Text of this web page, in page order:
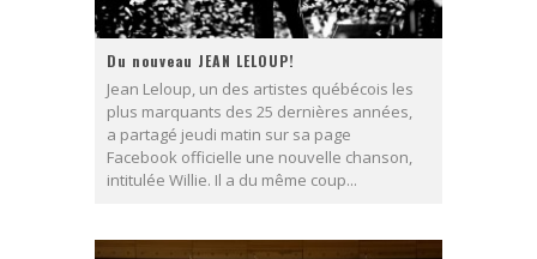
Du nouveau JEAN LELOUP!
Jean Leloup, un des artistes québécois les
plus marquants des 25 dernières années,
a partagé jeudi matin sur sa page
Facebook officielle une nouvelle chanson,
intitulée Willie. Il a du même coup...